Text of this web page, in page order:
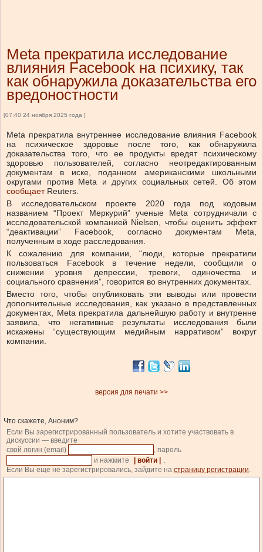
Meta прекратила исследование
влияния Facebook на психику, так
как обнаружила доказательства его
вредоностности
[07:40 24 ноября 2025 года ]
Meta прекратила внутреннее исследование влияния Facebook
на психическое здоровье после того, как обнаружила
доказательства того, что ее продукты вредят психическому
здоровью пользователей, согласно неотредактированным
документам в иске, поданном американскими школьными
округами против Meta и других социальных сетей. Об этом
сообщает Reuters.
В исследовательском проекте 2020 года под кодовым
названием “Проект Меркурий” ученые Meta сотрудничали с
исследовательской компанией Nielsen, чтобы оценить эффект
“деактивации” Facebook, согласно документам Meta,
полученным в ходе расследования.
К сожалению для компании, “люди, которые прекратили
пользоваться Facebook в течение недели, сообщили о
снижении уровня депрессии, тревоги, одиночества и
социального сравнения”, говорится во внутренних документах.
Вместо того, чтобы опубликовать эти выводы или провести
дополнительные исследования, как указано в представленных
документах, Meta прекратила дальнейшую работу и внутренне
заявила, что негативные результаты исследования были
искажены “существующим медийным нарративом” вокруг
компании.
версия для печати >>
Что скажете, Аноним?
Если Вы зарегистрированный пользователь и хотите участвовать в
дискуссии — введите
свой логин (email)
, пароль
и нажмите
| войти |
.
Если Вы еще не зарегистрировались, зайдите на страницу регистрации.